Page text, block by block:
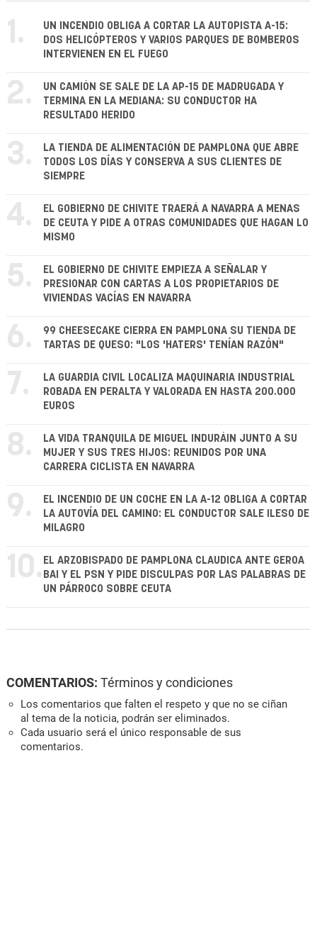
1.
UN INCENDIO OBLIGA A CORTAR LA AUTOPISTA A-15:
DOS HELICÓPTEROS Y VARIOS PARQUES DE BOMBEROS
INTERVIENEN EN EL FUEGO
2.
UN CAMIÓN SE SALE DE LA AP-15 DE MADRUGADA Y
TERMINA EN LA MEDIANA: SU CONDUCTOR HA
RESULTADO HERIDO
3.
LA TIENDA DE ALIMENTACIÓN DE PAMPLONA QUE ABRE
TODOS LOS DÍAS Y CONSERVA A SUS CLIENTES DE
SIEMPRE
4.
EL GOBIERNO DE CHIVITE TRAERÁ A NAVARRA A MENAS
DE CEUTA Y PIDE A OTRAS COMUNIDADES QUE HAGAN LO
MISMO
5.
EL GOBIERNO DE CHIVITE EMPIEZA A SEÑALAR Y
PRESIONAR CON CARTAS A LOS PROPIETARIOS DE
VIVIENDAS VACÍAS EN NAVARRA
6.
99 CHEESECAKE CIERRA EN PAMPLONA SU TIENDA DE
TARTAS DE QUESO: "LOS 'HATERS' TENÍAN RAZÓN"
7.
LA GUARDIA CIVIL LOCALIZA MAQUINARIA INDUSTRIAL
ROBADA EN PERALTA Y VALORADA EN HASTA 200.000
EUROS
8.
LA VIDA TRANQUILA DE MIGUEL INDURÁIN JUNTO A SU
MUJER Y SUS TRES HIJOS: REUNIDOS POR UNA
CARRERA CICLISTA EN NAVARRA
9.
EL INCENDIO DE UN COCHE EN LA A-12 OBLIGA A CORTAR
LA AUTOVÍA DEL CAMINO: EL CONDUCTOR SALE ILESO DE
MILAGRO
10. EL ARZOBISPADO DE PAMPLONA CLAUDICA ANTE GEROA
BAI Y EL PSN Y PIDE DISCULPAS POR LAS PALABRAS DE
UN PÁRROCO SOBRE CEUTA
COMENTARIOS: Términos y condiciones
Los comentarios que falten el respeto y que no se ciñan
al tema de la noticia, podrán ser eliminados.
Cada usuario será el único responsable de sus
comentarios.